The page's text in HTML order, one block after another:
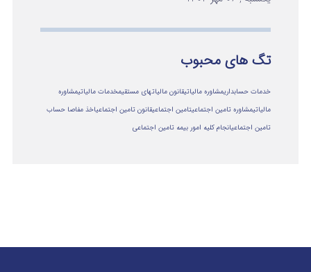
تگ های محبوب
خدمات حسابداریمشاوره مالیاتیقانون مالیاتهای مستقیمخدمات مالیاتیمشاوره
مالياتيمشاوره تامین اجتماعیتامین اجتماعیقانون تامین اجتماعیاخذ مفاصا حساب
تامین اجتماعیانجام کلیه امور بیمه تامین اجتماعی